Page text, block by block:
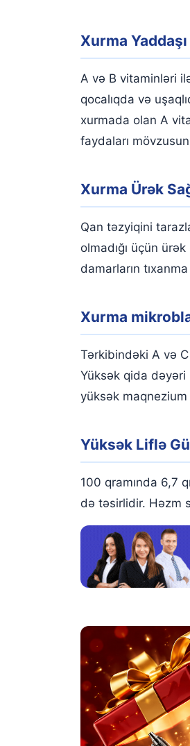
Xurmanın Faydaları
Xurma
A və B vitaminləri
qocalıqda və
xurmada olan A
faydaları
Xurma Ürək
Qan təzyiqini
olmadığı üçün
damarların
Xurma
Tərkibindəki A və
Yüksək qida
yüksək
Yüksək Liflə
100 qramında 6,7
də təsirlidir. Həzm